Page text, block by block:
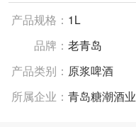
产品规格： 1L
品牌： 老青岛
产品类别： 原浆啤酒
所属企业： 青岛糖潮酒业